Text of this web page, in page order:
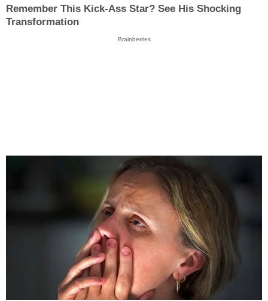
Remember This Kick-Ass Star? See His Shocking
Transformation
Brainberries